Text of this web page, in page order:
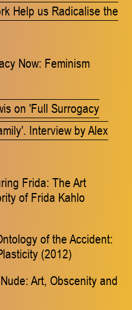
Help us Radicalise the
Now: Feminism
on 'Full Surrogacy
Interview by Alex
Frida: The Art
of Frida Kahlo
of the Accident:
(2012)
Art, Obscenity and